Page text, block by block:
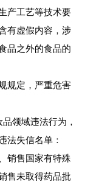
产工艺等技术要
有虚假内容，涉
品之外的食品的
规定，严重危害
领域违法行为，
法失信名单：
销售国家有特殊
售未取得药品批